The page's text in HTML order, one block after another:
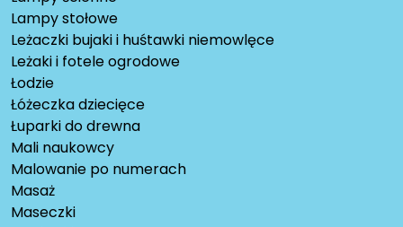
Lampy stołowe
Leżaczki bujaki i huśtawki niemowlęce
Leżaki i fotele ogrodowe
Łodzie
Łóżeczka dziecięce
Łuparki do drewna
Mali naukowcy
Malowanie po numerach
Masaż
Maseczki